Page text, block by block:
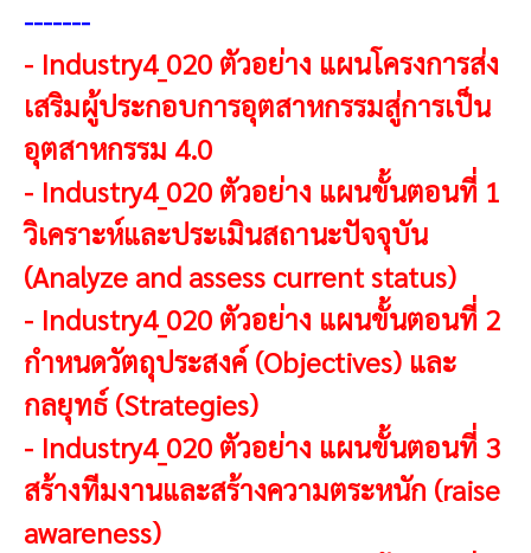
-------
- Industry4_020 ตัวอย่าง แผนโครงการส่ง
เสริมผู้ประกอบการอุตสาหกรรมสู่การเป็น
อุตสาหกรรม 4.0
- Industry4_020 ตัวอย่าง แผนขั้นตอนที่ 1
วิเคราะห์และประเมินสถานะปัจจุบัน
(Analyze and assess current status)
- Industry4_020 ตัวอย่าง แผนขั้นตอนที่ 2
กำหนดวัตถุประสงค์ (Objectives) และ
กลยุทธ์ (Strategies)
- Industry4_020 ตัวอย่าง แผนขั้นตอนที่ 3
สร้างทีมงานและสร้างความตระหนัก (raise
awareness)